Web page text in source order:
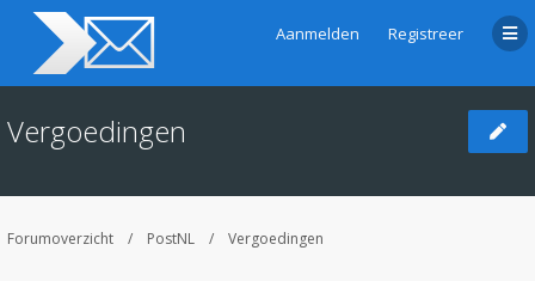
Aanmelden Registreer
Vergoedingen
Forumoverzicht PostNL Vergoedingen